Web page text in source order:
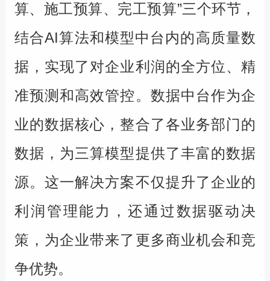
算、施工预算、完工预算”三个环节，
结合AI算法和模型中台内的高质量数
据，实现了对企业利润的全方位、精
准预测和高效管控。数据中台作为企
业的数据核心，整合了各业务部门的
数据，为三算模型提供了丰富的数据
源。这一解决方案不仅提升了企业的
利润管理能力，还通过数据驱动决
策，为企业带来了更多商业机会和竞
争优势。